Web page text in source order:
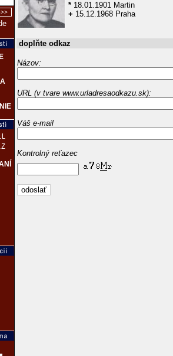
* 18.01.1901 Martin
+ 15.12.1968 Praha
doplňte odkaz
Názov:
URL (v tvare www.urladresaodkazu.sk):
Váš e-mail
Kontrolný reťazec